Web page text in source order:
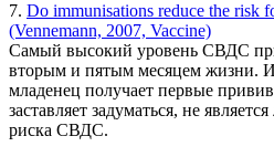
7. Do immunisations reduce the risk
(Vennemann, 2007, Vaccine)
Самый высокий уровень СВДС
вторым и пятым месяцем жизни.
младенец получает первые
заставляет задуматься, не
риска СВДС.